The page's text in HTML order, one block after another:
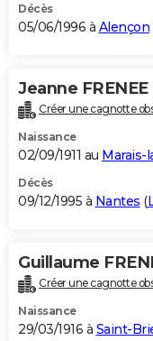
Décès
05/06/1996 à Alençon
Jeanne FRENEE
Créer une cagnotte
Naissance
02/09/1911 au Marais-
Décès
09/12/1995 à Nantes (
Guillaume
Créer une cagnotte
Naissance
29/03/1916 à Saint-